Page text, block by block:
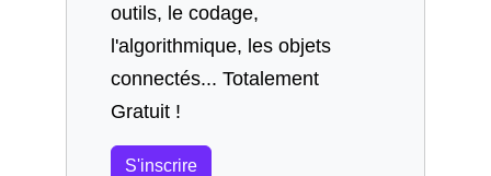
outils, le codage,
l'algorithmique, les objets
connectés... Totalement
Gratuit !
S'inscrire